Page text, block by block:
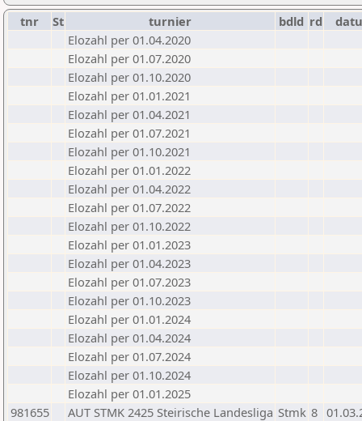
tnr St turnier bdld rd
Elozahl per 01.04.2020
Elozahl per 01.07.2020
Elozahl per 01.10.2020
Elozahl per 01.01.2021
Elozahl per 01.04.2021
Elozahl per 01.07.2021
Elozahl per 01.10.2021
Elozahl per 01.01.2022
Elozahl per 01.04.2022
Elozahl per 01.07.2022
Elozahl per 01.10.2022
Elozahl per 01.01.2023
Elozahl per 01.04.2023
Elozahl per 01.07.2023
Elozahl per 01.10.2023
Elozahl per 01.01.2024
Elozahl per 01.04.2024
Elozahl per 01.07.2024
Elozahl per 01.10.2024
Elozahl per 01.01.2025
981655
AUT STMK 2425 Steirische Landesliga Stmk 8